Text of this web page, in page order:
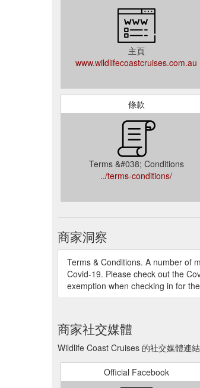
主頁
www.wildlifecoastcruises.com.au
條款
Terms &#038; Conditions
../terms-conditions/
商家洞察
Terms & Conditions. A number of
Covid-19. Please check out the
exemption when checking in for
商家社交媒體
Wildlife Coast Cruises 的社交媒體連結
Official Facebook